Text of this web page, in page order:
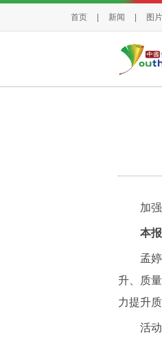
首页 新闻 图片
加强
本
孟婷）
升、质
力提升
活动期